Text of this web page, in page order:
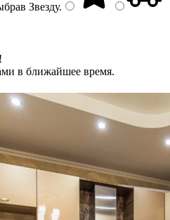
Звезду.
в ближайшее время.